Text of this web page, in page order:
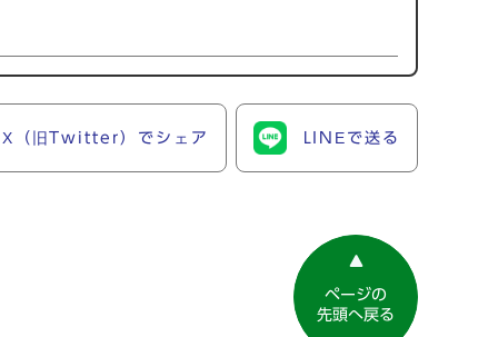
X（旧Twitter）でシェア LINEで送る
ページの
先頭へ戻る